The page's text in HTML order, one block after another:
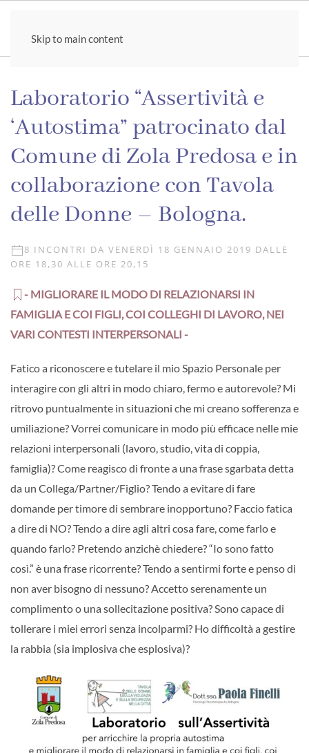
Skip to main content
Laboratorio “Assertività e
‘Autostima” patrocinato dal
Comune di Zola Predosa e in
collaborazione con Tavola
delle Donne – Bologna.
8 INCONTRI DA VENERDÌ 18 GENNAIO 2019 DALLE
ORE 18,30 ALLE ORE 20,15
- MIGLIORARE IL MODO DI RELAZIONARSI IN
FAMIGLIA E COI FIGLI, COI COLLEGHI DI LAVORO, NEI
VARI CONTESTI INTERPERSONALI -
Fatico a riconoscere e tutelare il mio Spazio Personale per
interagire con gli altri in modo chiaro, fermo e autorevole? Mi
ritrovo puntualmente in situazioni che mi creano sofferenza e
umiliazione? Vorrei comunicare in modo più efficace nelle mie
relazioni interpersonali (lavoro, studio, vita di coppia,
famiglia)? Come reagisco di fronte a una frase sgarbata detta
da un Collega/Partner/Figlio? Tendo a evitare di fare
domande per timore di sembrare inopportuno? Faccio fatica
a dire di NO? Tendo a dire agli altri cosa fare, come farlo e
quando farlo? Pretendo anzichè chiedere? “Io sono fatto
così.” è una frase ricorrente? Tendo a sentirmi forte e penso di
non aver bisogno di nessuno? Accetto serenamente un
complimento o una sollecitazione positiva? Sono capace di
tollerare i miei errori senza incolparmi? Ho difficoltà a gestire
la rabbia (sia implosiva che esplosiva)?